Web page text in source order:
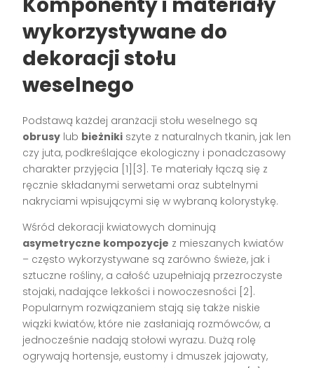
wykorzystywane do
dekoracji stołu
weselnego
Podstawą każdej aranżacji stołu weselnego są
obrusy lub bieżniki szyte z naturalnych tkanin, jak len
czy juta, podkreślające ekologiczny i ponadczasowy
charakter przyjęcia [1][3] . Te materiały łączą się z
ręcznie składanymi serwetami oraz subtelnymi
nakryciami wpisującymi się w wybraną kolorystykę.
Wśród dekoracji kwiatowych dominują
asymetryczne kompozycje z mieszanych kwiatów
– często wykorzystywane są zarówno świeże, jak i
sztuczne rośliny, a całość uzupełniają przezroczyste
stojaki, nadające lekkości i nowoczesności [2] .
Popularnym rozwiązaniem stają się także niskie
wiązki kwiatów, które nie zasłaniają rozmówców, a
jednocześnie nadają stołowi wyrazu. Dużą rolę
ogrywają hortensje, eustomy i dmuszek jajowaty,